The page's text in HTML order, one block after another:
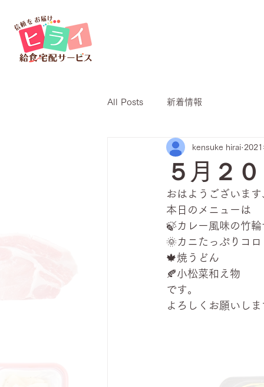
All Posts 新着情報
５月２
kensuke hirai
おはようございま
本日のメニューは
🍃カレー風味の竹
🌞カニたっぷりコロ
🍁焼うどん
🍂小松菜和え物
です。
よろしくお願いし